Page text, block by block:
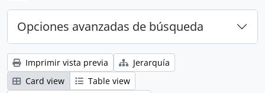
Opciones avanzadas de búsqueda
Imprimir vista previa
Jerarquía
Card view
Table view